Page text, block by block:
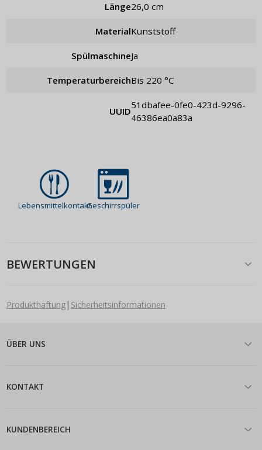
Länge 26,0 cm
Material Kunststoff
Spülmaschine Ja
Temperaturbereich bis 220 °C
UUID
51dbafee-0fe0-423d-9296-
46386ea0a83a
LebensmittelkontaktGeschirrspüler
BEWERTUNGEN
Produkthaftung| Sicherheitsinformationen
ÜBER UNS
KONTAKT
KUNDENBEREICH